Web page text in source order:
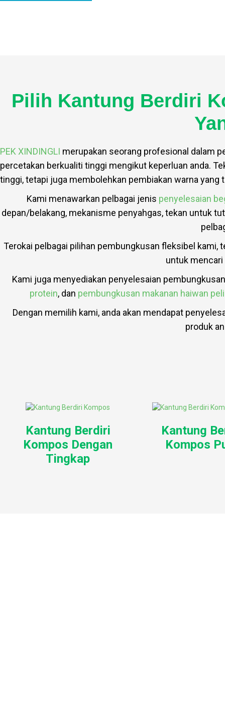
Pilih Kantung Berdiri
PEK XINDINGLI merupakan seorang profesional dalam
percetakan berkualiti tinggi mengikut keperluan anda.
tinggi, tetapi juga membolehkan pembiakan warna
Kami menawarkan pelbagai jenis penyelesaian
depan/belakang, mekanisme penyahgas, tekan untuk
Terokai pelbagai pilihan pembungkusan fleksibel kami,
untuk mencari
Kami juga menyediakan penyelesaian
protein, dan pembungkusan makanan haiwan
Dengan memilih kami, anda akan mendapat
produk
Kantung Berdiri
Kompos Dengan
Tingkap
Kantung
Kompos